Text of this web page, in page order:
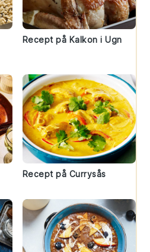
Recept på Kalkon i Ugn
Recept på Currysås